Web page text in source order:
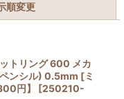
順変更
トリング 600 メカ
ンシル) 0.5mm [ミ
円】
[250210-